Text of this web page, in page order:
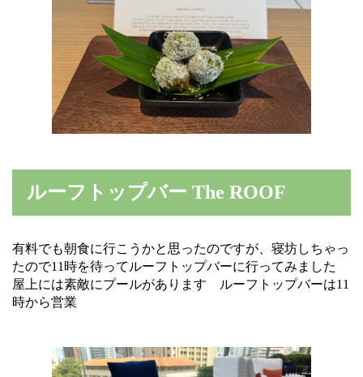
ルーフトップバー The ROOF
有料でも朝食に行こうかと思ったのですが、寝坊しちゃっ
たので11時を待ってルーフトップバーに行ってみました
屋上には素敵にプールがあります ルーフトップバーは11
時から営業